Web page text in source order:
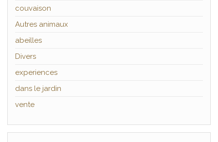
couvaison
Autres animaux
abeilles
Divers
experiences
dans le jardin
vente